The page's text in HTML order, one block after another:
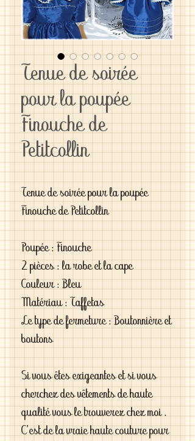
Tenue de soirée
pour la poupée
Finouche de
Petitcollin
Tenue de soirée pour la poupée
Finouche de Petitcollin
Poupée : Finouche
2 pièces : la robe et la cape
Couleur : Bleu
Matériau : Taffetas
Le type de fermeture : Boutonnière et
boutons
Si vous êtes exigeantes et si vous
cherchez des vêtements de haute
qualité vous le trouverez chez moi .
C'est de la vraie haute couture pour